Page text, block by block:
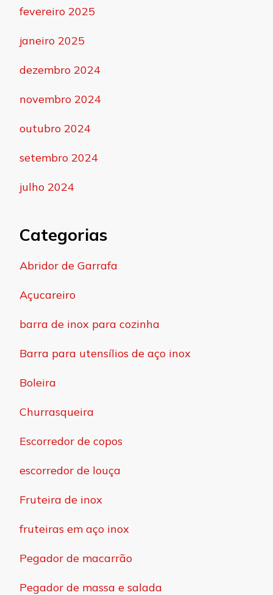
fevereiro 2025
janeiro 2025
dezembro 2024
novembro 2024
outubro 2024
setembro 2024
julho 2024
Categorias
Abridor de Garrafa
Açucareiro
barra de inox para cozinha
Barra para utensílios de aço inox
Boleira
Churrasqueira
Escorredor de copos
escorredor de louça
Fruteira de inox
fruteiras em aço inox
Pegador de macarrão
Pegador de massa e salada